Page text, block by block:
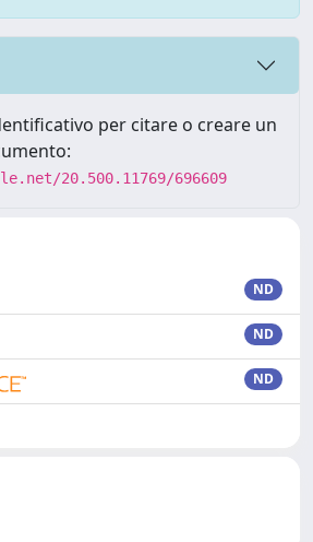
per citare o creare un
20.500.11769/696609
ND
ND
ND